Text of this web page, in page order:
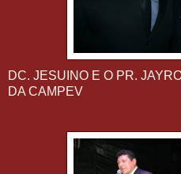
DC. JESUINO E O PR.
DA CAMPEV